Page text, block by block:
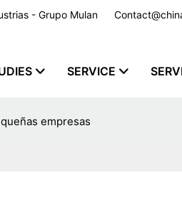
- Grupo Mulan
SERVICE
empresas